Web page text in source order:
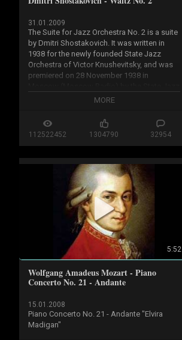
31.01.2009
The Suite for Jazz Orchestra No. 2 is a suite
by Dmitri Shostakovich. It was written in
1938 for the newly founded State Jazz
Orchestra of Victor Knushevitsky, and was
premiered on 28 November 1938 in
https://youtube.com/playlist?list=P...
https://www.youtube.com/c/TheWicked
#ClassicalMusic #Shostakovich
MORE
112522452 1304790 32954
5:52
Wolfgang Amadeus Mozart - Piano
Concerto No. 21 - Andante
15.01.2008
Piano Concerto No. 21 - Andante "Elvira
Madigan"